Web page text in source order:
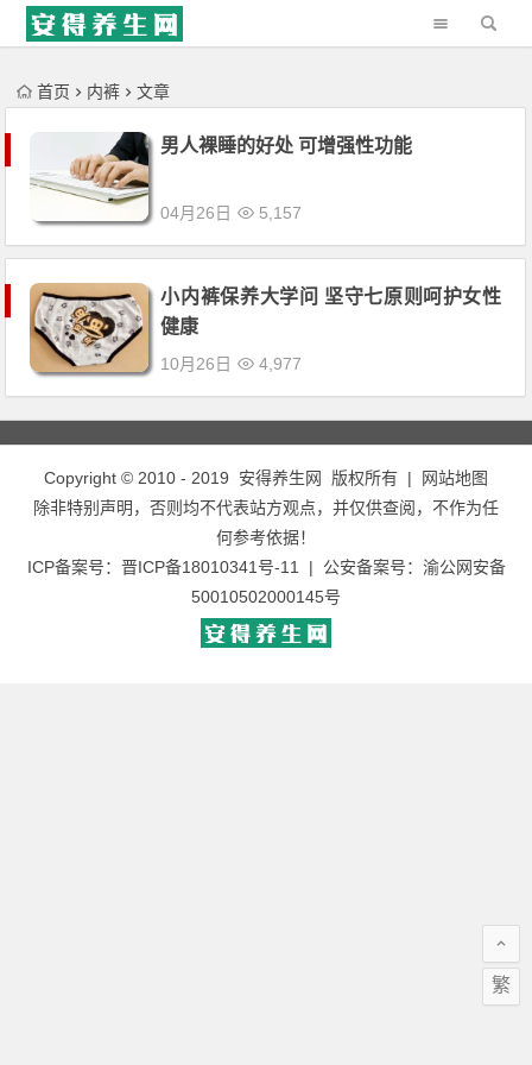
'); })();
首页 内裤 文章
男人裸睡的好处 可增强性功能
04月26日 5,157
小内裤保养大学问 坚守七原则呵护女性
健康
10月26日 4,977
Copyright © 2010 - 2019 安得养生网 版权所有 |
网站地图
除非特别声明，否则均不代表站方观点，并仅供查阅，不作为任
何参考依据！
ICP备案号： 晋ICP备18010341号-11 | 公安备案号： 渝公网安备
50010502000145号
繁